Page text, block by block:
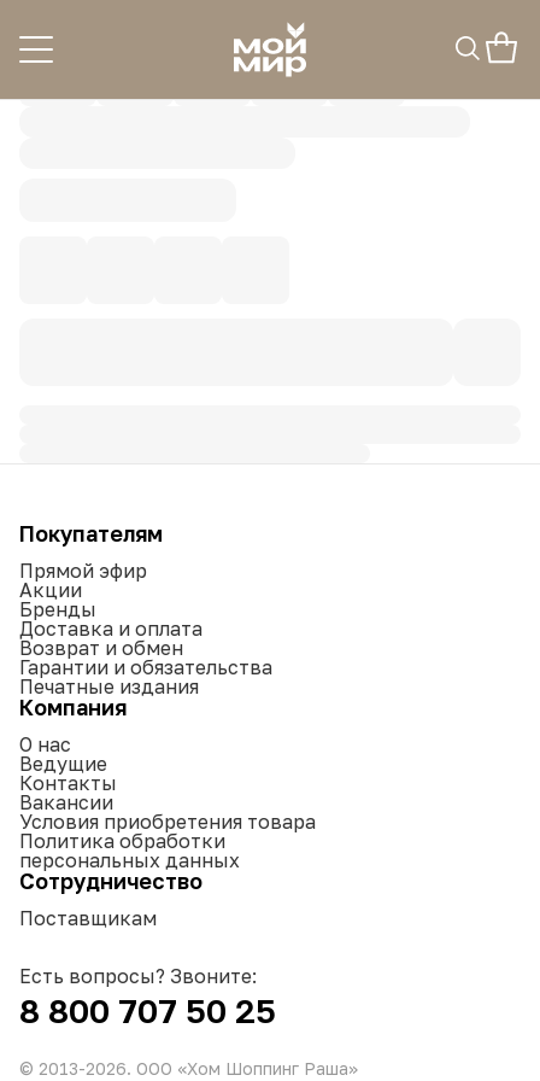
Покупателям
Прямой эфир
Акции
Бренды
Доставка и оплата
Возврат и обмен
Гарантии и обязательства
Печатные издания
Компания
О нас
Ведущие
Контакты
Вакансии
Условия приобретения товара
Политика обработки
персональных данных
Сотрудничество
Поставщикам
Есть вопросы? Звоните:
8 800 707 50 25
© 2013-2026. ООО «Хом Шоппинг Раша»